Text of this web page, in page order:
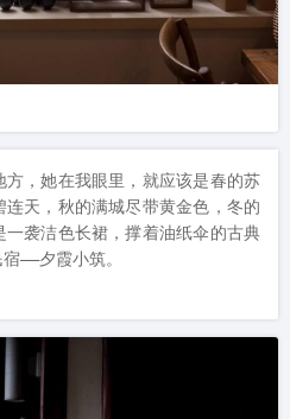
，她在我眼里，就应该是春的苏
天，秋的满城尽带黄金色，冬的
袭洁色长裙，撑着油纸伞的古典
——夕霞小筑。